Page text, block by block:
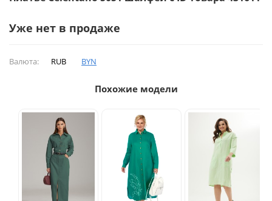
Уже нет в продаже
Валюта: RUB BYN
Похожие модели